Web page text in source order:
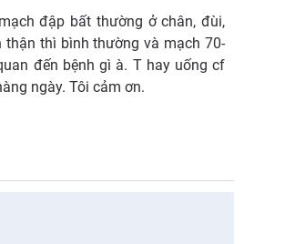
đập bất thường ở chân, đùi,
thì bình thường và mạch 70-
đến bệnh gì à. T hay uống cf
ngày. Tôi cảm ơn.